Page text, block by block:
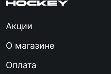
Акции
О магазине
Оплата